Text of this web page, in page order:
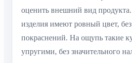
оценить внешний вид
изделия имеют ровный цвет,
покраснений. На ощупь такие
упругими, без значительного